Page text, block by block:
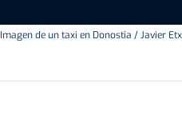
Imagen de un taxi en Donostia / Javier